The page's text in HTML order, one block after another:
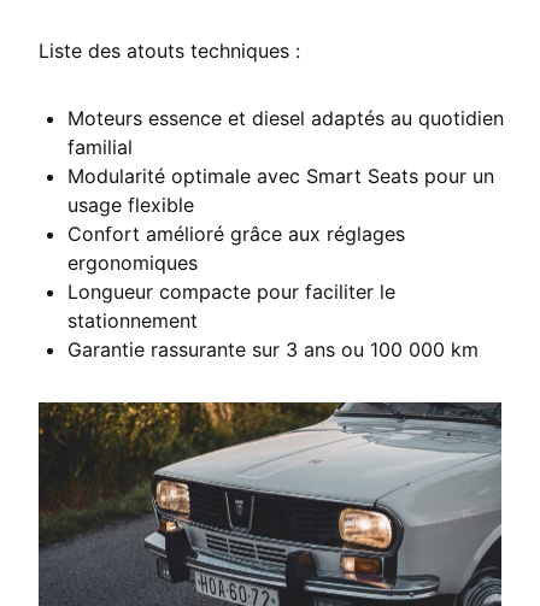
Garantie
3 ans / 100 000 km
Nombre de places
Liste des atouts techniques :
Moteurs essence et diesel adaptés au quotidien
familial
Modularité optimale avec Smart Seats pour un
usage flexible
Confort amélioré grâce aux réglages
ergonomiques
Longueur compacte pour faciliter le
stationnement
Garantie rassurante sur 3 ans ou 100 000 km